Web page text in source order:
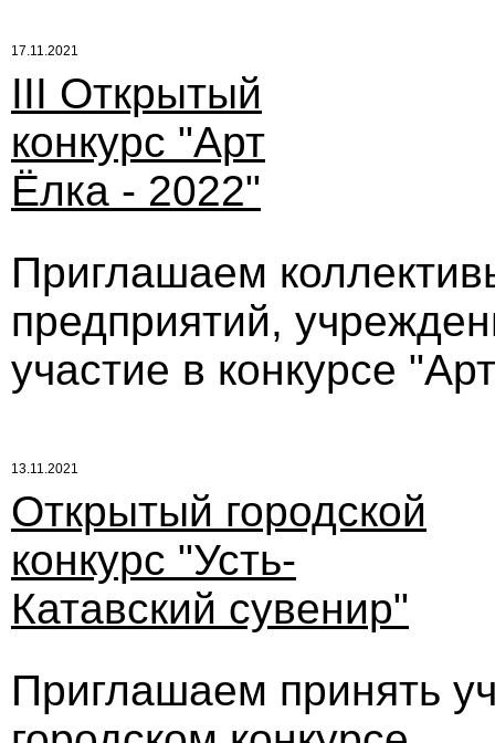
17.11.2021
III Открытый
конкурс "Арт
Ёлка - 2022"
Приглашаем
предприятий,
участие в конкурсе
13.11.2021
Открытый городской
конкурс "Усть-
Катавский сувенир"
Приглашаем принять